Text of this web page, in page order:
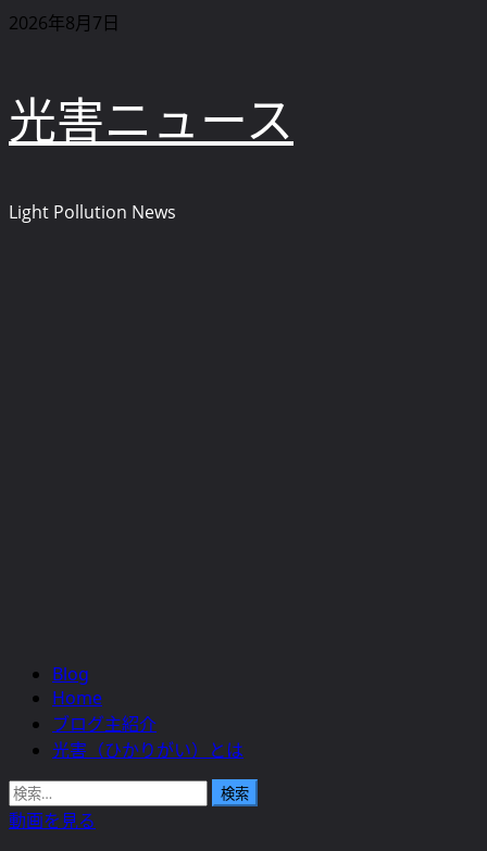
内
ス
キ
ッ
2026年8月7日
光害ニュース
Light Pollution News
ニ
ュ
ー
Blog
Home
ブログ主紹介
光害（ひかりがい）とは
検
索:
動画を見る